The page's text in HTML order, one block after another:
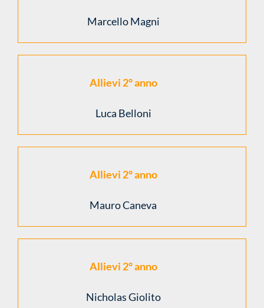
Marcello Magni
Allievi 2° anno
Luca Belloni
Allievi 2° anno
Mauro Caneva
Allievi 2° anno
Nicholas Giolito